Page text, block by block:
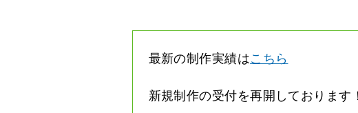
最新の制作実績はこちら
新規制作の受付を再開しております！